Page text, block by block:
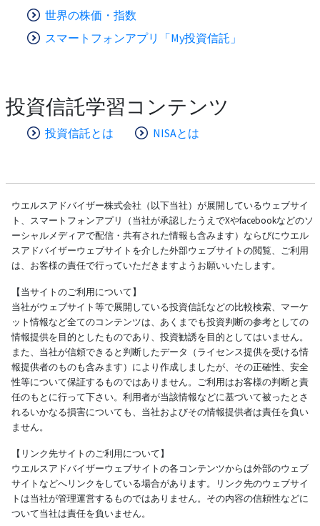
世界の株価・指数
スマートフォンアプリ「My投資信託」
投資信託学習コンテンツ
投資信託とは NISAとは
ウエルスアドバイザー株式会社（以下当社）が展開しているウェブサイ
ト、スマートフォンアプリ（当社が承認したうえでXやfacebookなどのソ
ーシャルメディアで配信・共有された情報も含みます）ならびにウエル
スアドバイザーウェブサイトを介した外部ウェブサイトの閲覧、ご利用
は、お客様の責任で行っていただきますようお願いいたします。
【当サイトのご利用について】
当社がウェブサイト等で展開している投資信託などの比較検索、マーケ
ット情報など全てのコンテンツは、あくまでも投資判断の参考としての
情報提供を目的としたものであり、投資勧誘を目的としてはいません。
また、当社が信頼できると判断したデータ（ライセンス提供を受ける情
報提供者のものも含みます）により作成しましたが、その正確性、安全
性等について保証するものではありません。ご利用はお客様の判断と責
任のもとに行って下さい。利用者が当該情報などに基づいて被ったとさ
れるいかなる損害についても、当社およびその情報提供者は責任を負い
ません。
【リンク先サイトのご利用について】
ウエルスアドバイザーウェブサイトの各コンテンツからは外部のウェブ
サイトなどへリンクをしている場合があります。リンク先のウェブサイ
トは当社が管理運営するものではありません。その内容の信頼性などに
ついて当社は責任を負いません。